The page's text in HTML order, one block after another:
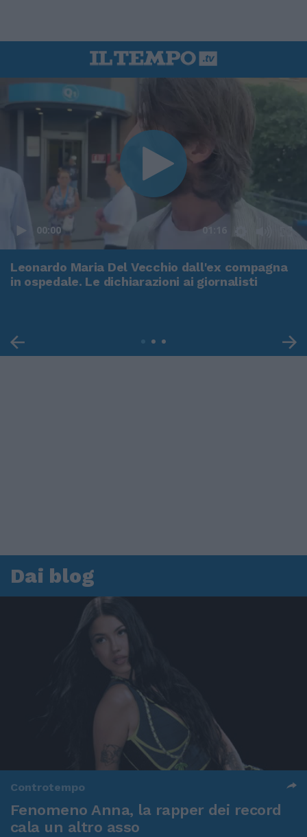
00:00 01:16
Leonardo Maria Del Vecchio dall'ex compagna
in ospedale. Le dichiarazioni ai giornalisti
Dai blog
Controtempo
Fenomeno Anna, la rapper dei record
cala un altro asso